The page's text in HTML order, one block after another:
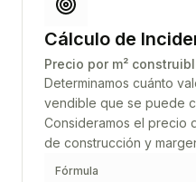
Cálculo de
Precio por m²
Determinamos cuánto
vendible que se puede
Consideramos el precio
de construcción y
Fórmula